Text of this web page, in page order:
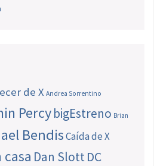
de X Andrea Sorrentino
PercybigEstreno Brian
BendisCaída de X
casa Dan SlottDC